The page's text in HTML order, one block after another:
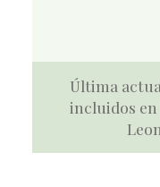
Última
incluidos